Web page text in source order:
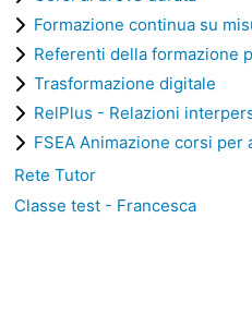
Formazione continua su
Referenti della formazione
Trasformazione digitale
RelPlus - Relazioni
FSEA Animazione corsi per
Rete Tutor
Classe test - Francesca